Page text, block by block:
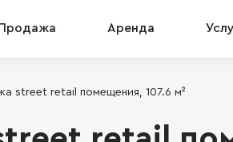
Продажа Аренда
street retail помещения, 107.6 м²